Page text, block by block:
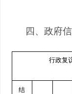
四、政府
行政复
结